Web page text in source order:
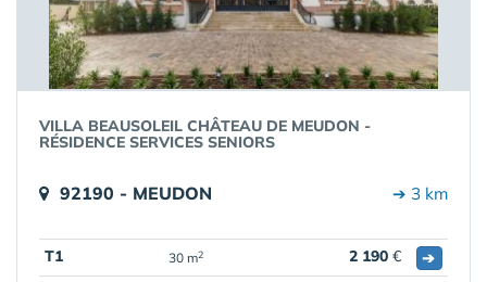
VILLA BEAUSOLEIL CHÂTEAU DE MEUDON -
RÉSIDENCE SERVICES SENIORS
92190 - MEUDON ➔ 3 km
T1 30 m2 2 190 €
➔